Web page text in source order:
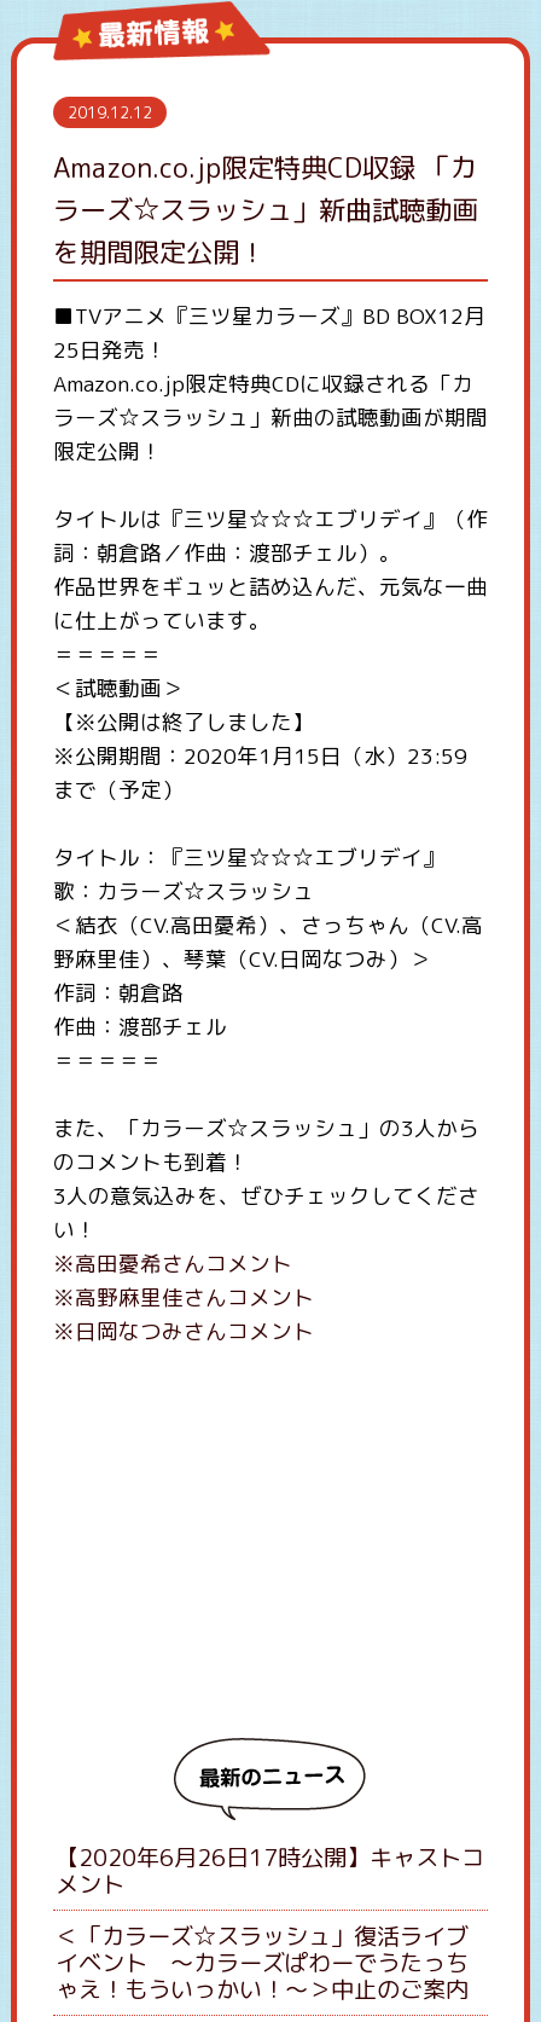
2019.12.12
Amazon.co.jp限定特典CD収録 「カ
ラーズ☆スラッシュ」新曲試聴動画
を期間限定公開！
■TVアニメ『三ツ星カラーズ』BD BOX12月
25日発売！
Amazon.co.jp限定特典CDに収録される「カ
ラーズ☆スラッシュ」新曲の試聴動画が期間
限定公開！
タイトルは『三ツ星☆☆☆エブリデイ』（作
詞：朝倉路／作曲：渡部チェル）。
作品世界をギュッと詰め込んだ、元気な一曲
に仕上がっています。
＝＝＝＝＝
＜試聴動画＞
【※公開は終了しました】
※公開期間：2020年1月15日（水）23:59
まで（予定）
タイトル：『三ツ星☆☆☆エブリデイ』
歌：カラーズ☆スラッシュ
＜結衣（CV.高田憂希）、さっちゃん（CV.高
野麻里佳）、琴葉（CV.日岡なつみ）＞
作詞：朝倉路
作曲：渡部チェル
＝＝＝＝＝
また、「カラーズ☆スラッシュ」の3人から
のコメントも到着！
3人の意気込みを、ぜひチェックしてくださ
い！
※高田憂希さんコメント
※高野麻里佳さんコメント
※日岡なつみさんコメント
【2020年6月26日17時公開】キャストコ
メント
＜「カラーズ☆スラッシュ」復活ライブ
イベント 〜カラーズぱわーでうたっち
ゃえ！もういっかい！〜＞中止のご案内